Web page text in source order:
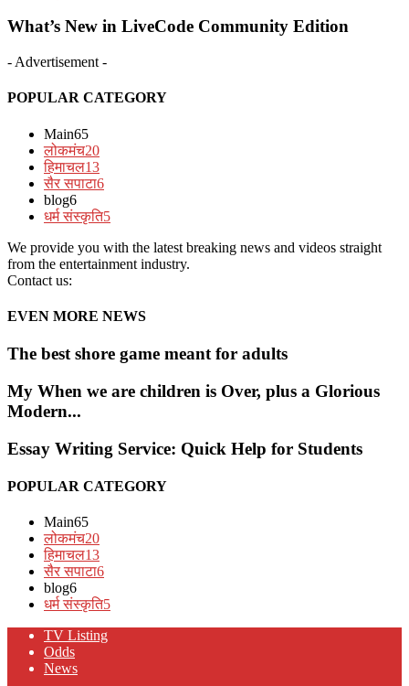
What’s New in LiveCode Community Edition
- Advertisement -
POPULAR CATEGORY
Main65
लोकमंच20
हिमाचल13
सैर सपाटा6
blog6
धर्म संस्कृति5
We provide you with the latest breaking news and videos straight
from the entertainment industry.
Contact us:
EVEN MORE NEWS
The best shore game meant for adults
My When we are children is Over, plus a Glorious
Modern...
Essay Writing Service: Quick Help for Students
POPULAR CATEGORY
Main65
लोकमंच20
हिमाचल13
सैर सपाटा6
blog6
धर्म संस्कृति5
TV Listing
Odds
News